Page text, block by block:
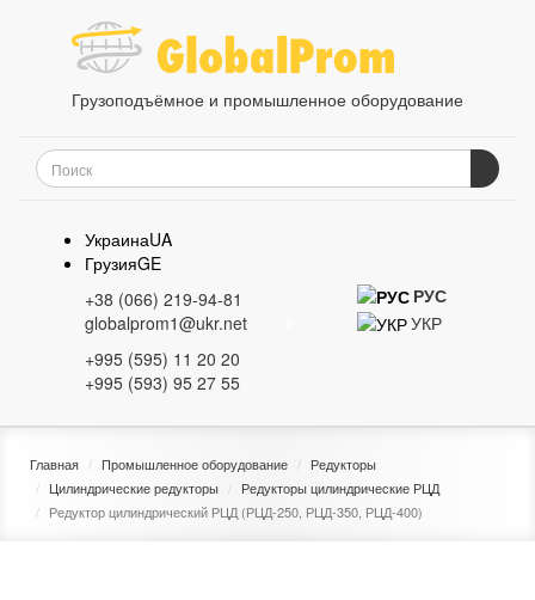
Грузоподъёмное и промышленное оборудование
УкраинаUA
ГрузияGE
+38 (066) 219-94-81
globalprom1@ukr.net
+995 (595) 11 20 20
+995 (593) 95 27 55
РУС
УКР
Главная Промышленное оборудование
Редукторы
Цилиндрические редукторы
Редукторы цилиндрические РЦД
Редуктор цилиндрический РЦД (РЦД-250, РЦД-350, РЦД-400)